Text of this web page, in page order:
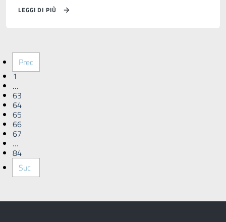
LEGGI DI PIÙ
Prec
1
…
63
64
65
66
67
…
84
Suc